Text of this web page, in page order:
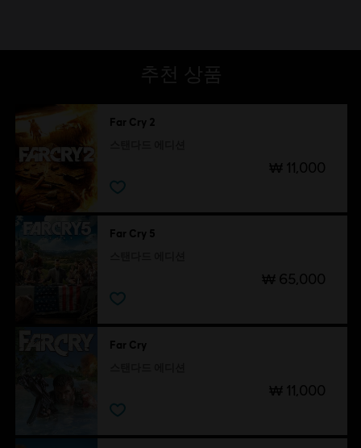
추천 상품
Far Cry 2
₩ 11,000
Far Cry 5
₩ 65,000
Far Cry
₩ 11,000